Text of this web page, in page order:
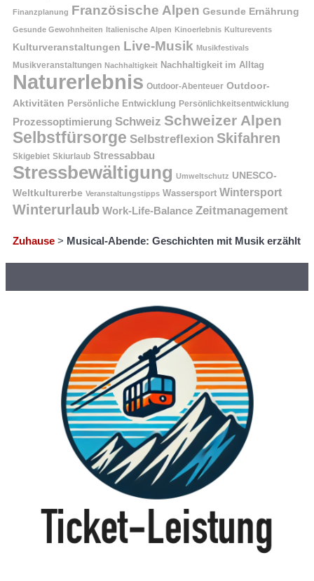
Finanzplanung Französische Alpen Gesunde Ernährung
Gesunde Gewohnheiten Italienische Alpen Kinoerlebnis Kulturevents
Kulturveranstaltungen Live-Musik Musikfestivals
Musikveranstaltungen Nachhaltigkeit Nachhaltigkeit im Alltag
Naturerlebnis Outdoor-Abenteuer Outdoor-
Aktivitäten Persönliche Entwicklung Persönlichkeitsentwicklung
Prozessoptimierung Schweiz Schweizer Alpen
Selbstfürsorge Selbstreflexion Skifahren
Skigebiet Skiurlaub Stressabbau
Stressbewältigung Umweltschutz UNESCO-
Weltkulturerbe Veranstaltungstipps Wassersport Wintersport
Winterurlaub Work-Life-Balance Zeitmanagement
Zuhause > Musical-Abende: Geschichten mit Musik erzählt